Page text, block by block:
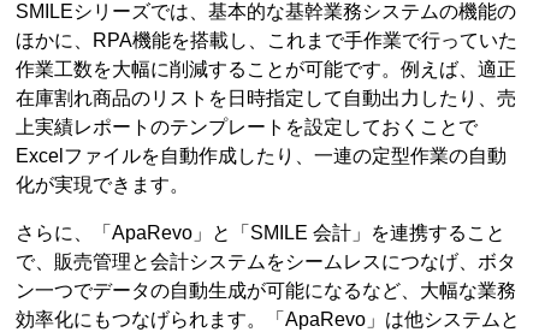
SMILEシリーズでは、基本的な基幹業務システムの機能の
ほかに、RPA機能を搭載し、これまで手作業で行っていた
作業工数を大幅に削減することが可能です。例えば、適正
在庫割れ商品のリストを日時指定して自動出力したり、売
上実績レポートのテンプレートを設定しておくことで
Excelファイルを自動作成したり、一連の定型作業の自動
化が実現できます。
さらに、「ApaRevo」と「SMILE 会計」を連携すること
で、販売管理と会計システムをシームレスにつなげ、ボタ
ン一つでデータの自動生成が可能になるなど、大幅な業務
効率化にもつなげられます。「ApaRevo」は他システムと